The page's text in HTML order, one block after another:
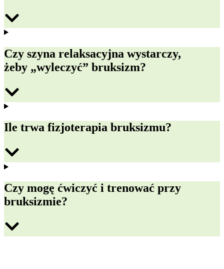
Czy szyna relaksacyjna wystarczy,
żeby „wyleczyć” bruksizm?
Ile trwa fizjoterapia bruksizmu?
Czy mogę ćwiczyć i trenować przy
bruksizmie?